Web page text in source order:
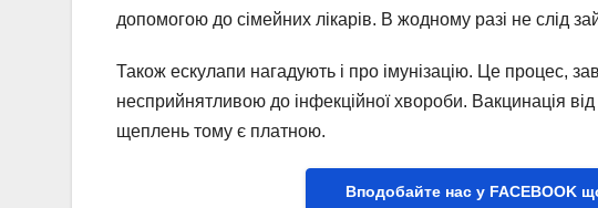
допомогою до сімейних лікарів. В жодному разі не слід
Також ескулапи нагадують і про імунізацію. Це процес,
несприйнятливою до інфекційної хвороби. Вакцинація
щеплень тому є платною.
Вподобайте нас у FACEBOOK